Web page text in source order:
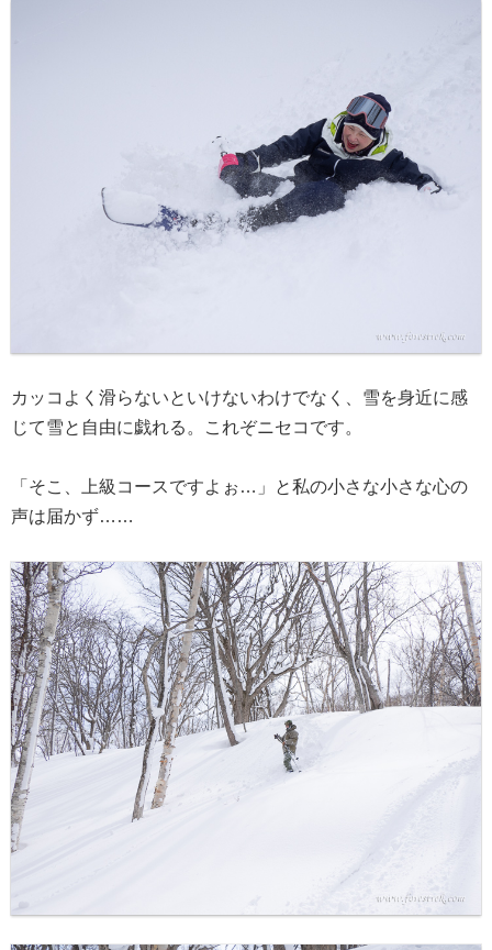
カッコよく滑らないといけないわけでなく、雪を身近に感
じて雪と自由に戯れる。これぞニセコです。
「そこ、上級コースですよぉ…」と私の小さな小さな心の
声は届かず……